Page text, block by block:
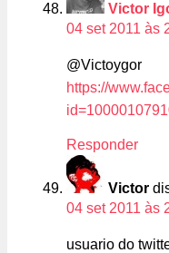
Victor
04 set 2011 às
@Victoygor
https://
Responder
Victor
04 set 2011 às
usuario do